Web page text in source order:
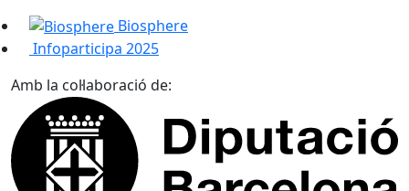
Biosphere
Infoparticipa 2025
Amb la col·laboració de: